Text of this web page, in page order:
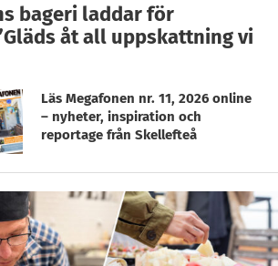
bageri laddar för
åt all uppskattning vi
Läs Megafonen nr. 11, 2026 online
– nyheter, inspiration och
reportage från Skellefteå